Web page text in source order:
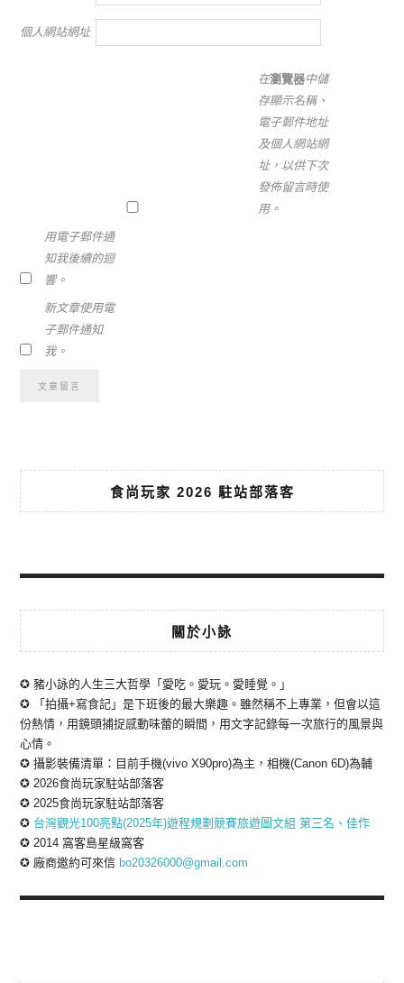
個人網站網址
在瀏覽器中儲
存顯示名稱、
電子郵件地址
及個人網站網
址，以供下次
發佈留言時使
用。
用電子郵件通
知我後續的迴
響。
新文章使用電
子郵件通知
我。
食尚玩家 2026 駐站部落客
關於小詠
✪ 豬小詠的人生三大哲學「愛吃。愛玩。愛睡覺。」
✪ 「拍攝+寫食記」是下班後的最大樂趣。雖然稱不上專業，但會以這
份熱情，用鏡頭捕捉感動味蕾的瞬間，用文字記錄每一次旅行的風景與
心情。
✪ 攝影裝備清單：目前手機(vivo X90pro)為主，相機(Canon 6D)為輔
✪ 2026食尚玩家駐站部落客
✪ 2025食尚玩家駐站部落客
✪ 台灣觀光100亮點(2025年)遊程規劃競賽旅遊圖文組 第三名、佳作
✪ 2014 窩客島星級窩客
✪ 廠商邀約可來信 bo20326000@gmail.com